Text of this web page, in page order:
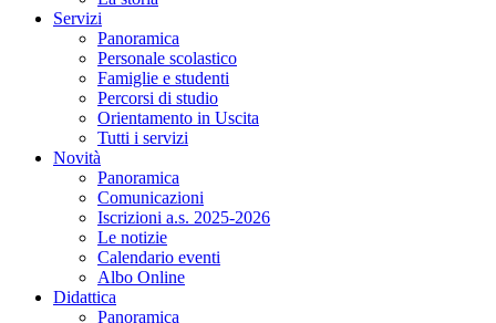
Servizi
Panoramica
Personale scolastico
Famiglie e studenti
Percorsi di studio
Orientamento in Uscita
Tutti i servizi
Novità
Panoramica
Comunicazioni
Iscrizioni a.s. 2025-2026
Le notizie
Calendario eventi
Albo Online
Didattica
Panoramica